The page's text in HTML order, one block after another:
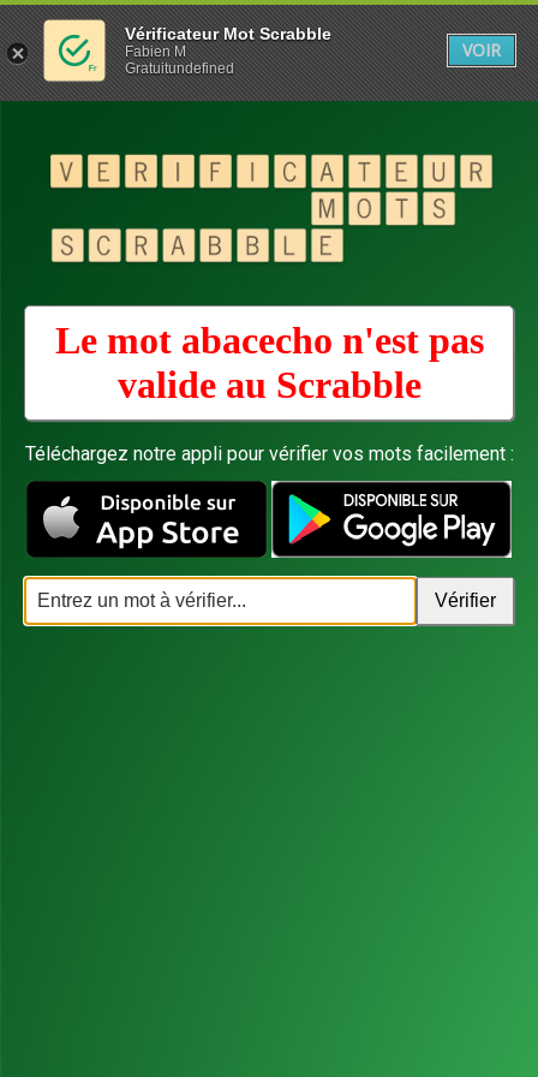
Le mot abacecho n'est pas
valide au Scrabble
Téléchargez notre appli pour vérifier vos mots facilement :
Vérificateur Mot Scrabble
Fabien M
Gratuitundefined
VOIR